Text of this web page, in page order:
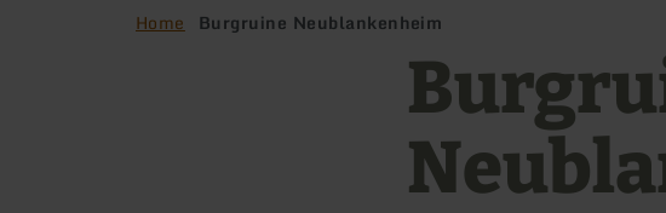
Home Burgruine Neublankenheim